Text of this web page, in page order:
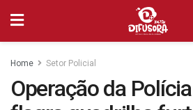
Home Setor Policial
Operação da